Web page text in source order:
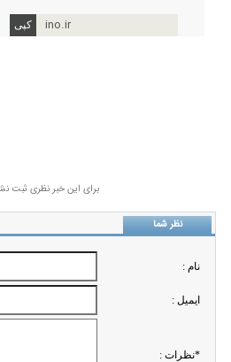
ino.ir
برای این خبر نظری ثبت
نظر شما
نام :
ايميل :
*نظرات :